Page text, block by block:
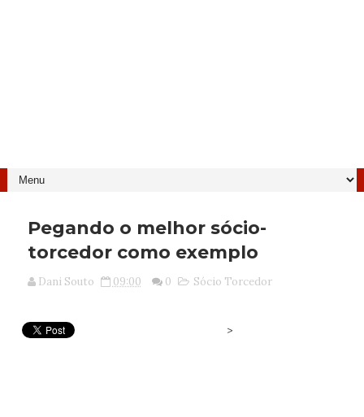
Pegando o melhor sócio-
torcedor como exemplo
Dani Souto 09:00 0 Sócio Torcedor
>